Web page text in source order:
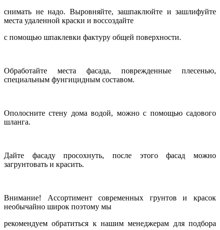
снимать не надо. Выровняйте, зашпаклюйте и зашлифуйте
места удаленной краски и воссоздайте
с помощью шпаклевки фактуру общей поверхности.
Обработайте места фасада, поврежденные плесенью,
специальным фунгицидным составом.
Ополосните стену дома водой, можно с помощью садового
шланга.
Дайте фасаду просохнуть, после этого фасад можно
загрунтовать и красить.
Внимание! Ассортимент современных грунтов и красок
необычайно широк поэтому мы
рекомендуем обратиться к нашим менеджерам для подбора